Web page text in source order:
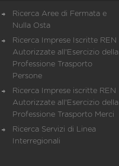
Ricerca Aree di Fermata e
Nulla Osta
Ricerca Imprese Iscritte REN
Autorizzate all'Esercizio della
Professione Trasporto
Persone
Ricerca Imprese iscritte REN
Autorizzate all'Esercizio della
Professione Trasporto Merci
Ricerca Servizi di Linea
Interregionali